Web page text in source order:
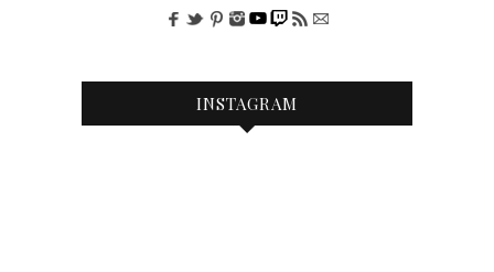
INSTAGRAM